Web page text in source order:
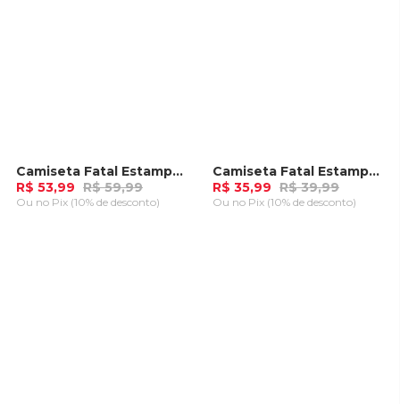
-10%
Camiseta Fatal Estampada Preta
R$ 53,99 R$ 59,99
Ou no Pix (10% de desconto)
-10%
Camiseta Fatal Estampada Areia
R$ 35,99 R$ 39,99
Ou no Pix (10% de desconto)